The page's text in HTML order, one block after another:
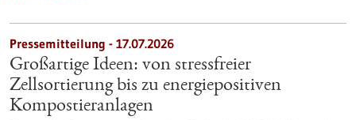
Pressemitteilung - 17.07.2026
Großartige Ideen: von stressfreier
Zellsortierung bis zu energiepositiven
Kompostieranlagen